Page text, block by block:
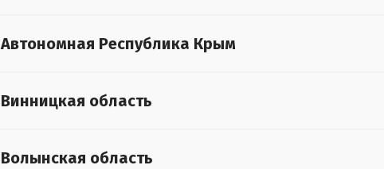
Автономная Республика Крым
Винницкая область
Волынская область